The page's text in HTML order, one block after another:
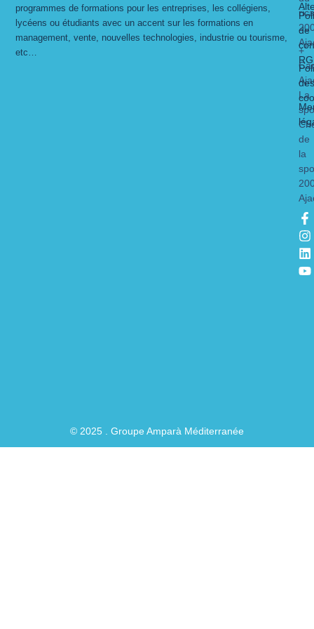
programmes de formations pour les entreprises, les collégiens,
lycéens ou étudiants avec un accent sur les formations en
management, vente, nouvelles technologies, industrie ou tourisme,
etc…
+
La
de
la
F
a
c
e
b
o
I
n
s
t
a
g
L
i
n
k
e
d
Y
o
u
t
u
b
de
des
© 2025 . Groupe Amparà Méditerranée